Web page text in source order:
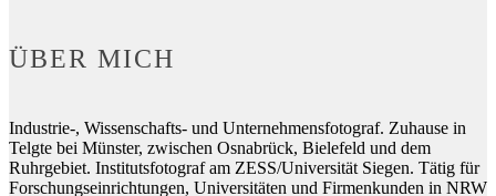
ÜBER MICH
Industrie-, Wissenschafts- und Unternehmensfotograf. Zuhause in
Telgte bei Münster, zwischen Osnabrück, Bielefeld und dem
Ruhrgebiet. Institutsfotograf am ZESS/Universität Siegen. Tätig für
Forschungseinrichtungen, Universitäten und Firmenkunden in NRW